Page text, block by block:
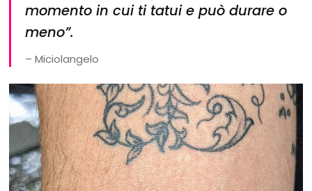
momento in cui ti tatui e può durare o
meno”.
– Miciolangelo